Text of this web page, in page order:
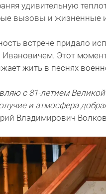
удивительную
вызовы и жизненные
встрече придало
Этот
жить в песнях
с 81-летием
и атмосфера добра
Владимирович